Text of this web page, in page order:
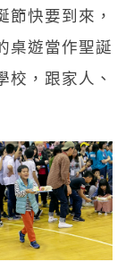
節快要到來，
桌遊當作聖誕
校，跟家人、